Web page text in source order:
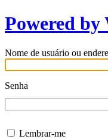
Powered by
Nome de usuário ou
Senha
Lembrar-me